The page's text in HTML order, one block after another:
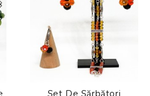
Set De Sărbători